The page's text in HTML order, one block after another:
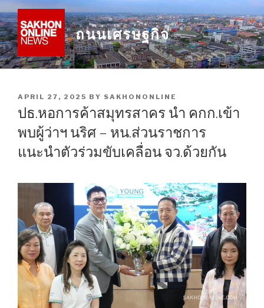
to
content
ถนนเศรษฐกิจ
POSTED
ON
APRIL 27, 2025 BY SAKHONONLINE
ปธ.หอการค้าสมุทรสาคร นำ คกก.เข้า
พบผู้ว่าฯ นริศ – หน.ส่วนราชการ
แนะนำตัวร่วมขับเคลื่อน จว.ด้วยกัน